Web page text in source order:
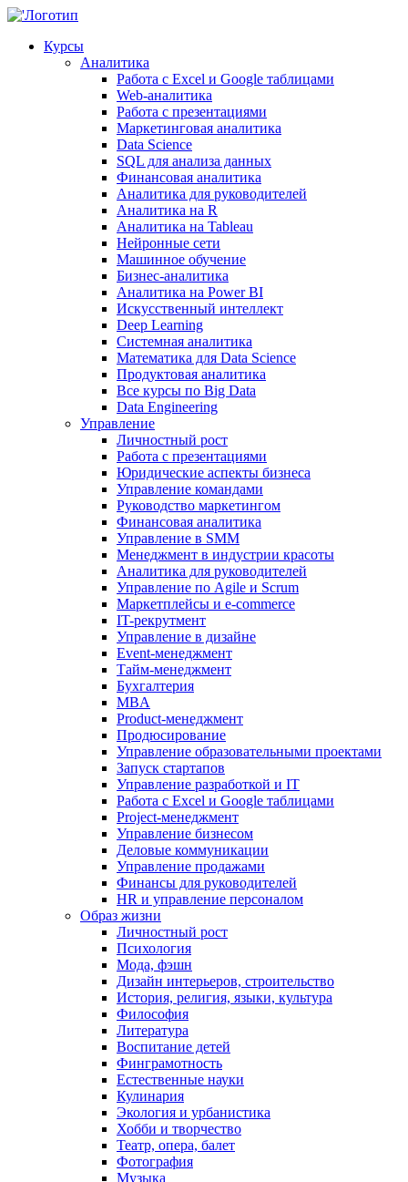
Курсы
Аналитика
Работа с Excel и Google таблицами
Web-аналитика
Работа с презентациями
Маркетинговая аналитика
Data Science
SQL для анализа данных
Финансовая аналитика
Аналитика для руководителей
Аналитика на R
Аналитика на Tableau
Нейронные сети
Машинное обучение
Бизнес-аналитика
Аналитика на Power BI
Искусственный интеллект
Deep Learning
Системная аналитика
Математика для Data Science
Продуктовая аналитика
Все курсы по Big Data
Data Engineering
Управление
Личностный рост
Работа с презентациями
Юридические аспекты бизнеса
Управление командами
Руководство маркетингом
Финансовая аналитика
Управление в SMM
Менеджмент в индустрии красоты
Аналитика для руководителей
Управление по Agile и Scrum
Маркетплейсы и e-commerce
IT-рекрутмент
Управление в дизайне
Event-менеджмент
Тайм-менеджмент
Бухгалтерия
MBA
Product-менеджмент
Продюсирование
Управление образовательными проектами
Запуск стартапов
Управление разработкой и IT
Работа с Excel и Google таблицами
Project-менеджмент
Управление бизнесом
Деловые коммуникации
Управление продажами
Финансы для руководителей
HR и управление персоналом
Образ жизни
Личностный рост
Психология
Мода, фэшн
Дизайн интерьеров, строительство
История, религия, языки, культура
Философия
Литература
Воспитание детей
Финграмотность
Естественные науки
Кулинария
Экология и урбанистика
Хобби и творчество
Театр, опера, балет
Фотография
Музыка